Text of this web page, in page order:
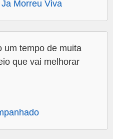
Morreu Viva
um tempo de muita
que vai melhorar